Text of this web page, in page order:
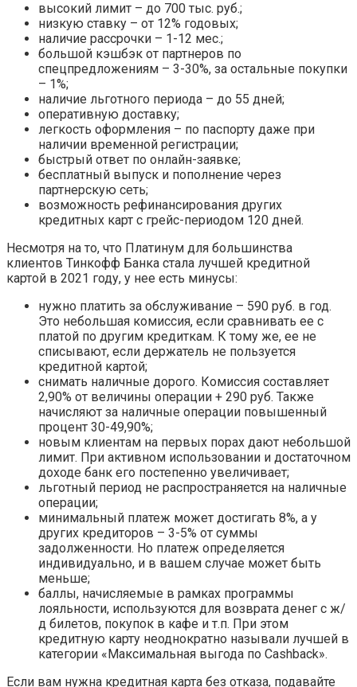
высокий лимит – до 700 тыс. руб.;
низкую ставку – от 12% годовых;
наличие рассрочки – 1-12 мес.;
большой кэшбэк от партнеров по
спецпредложениям – 3-30%, за остальные покупки
– 1%;
наличие льготного периода – до 55 дней;
оперативную доставку;
легкость оформления – по паспорту даже при
наличии временной регистрации;
быстрый ответ по онлайн-заявке;
бесплатный выпуск и пополнение через
партнерскую сеть;
возможность рефинансирования других
кредитных карт с грейс-периодом 120 дней.
Несмотря на то, что Платинум для большинства
клиентов Тинкофф Банка стала лучшей кредитной
картой в 2021 году, у нее есть минусы:
нужно платить за обслуживание – 590 руб. в год.
Это небольшая комиссия, если сравнивать ее с
платой по другим кредиткам. К тому же, ее не
списывают, если держатель не пользуется
кредитной картой;
снимать наличные дорого. Комиссия составляет
2,90% от величины операции + 290 руб. Также
начисляют за наличные операции повышенный
процент 30-49,90%;
новым клиентам на первых порах дают небольшой
лимит. При активном использовании и достаточном
доходе банк его постепенно увеличивает;
льготный период не распространяется на наличные
операции;
минимальный платеж может достигать 8%, а у
других кредиторов – 3-5% от суммы
задолженности. Но платеж определяется
индивидуально, и в вашем случае может быть
меньше;
баллы, начисляемые в рамках программы
лояльности, используются для возврата денег с ж/
д билетов, покупок в кафе и т.п. При этом
кредитную карту неоднократно называли лучшей в
категории «Максимальная выгода по Cashback».
Если вам нужна кредитная карта без отказа, подавайте